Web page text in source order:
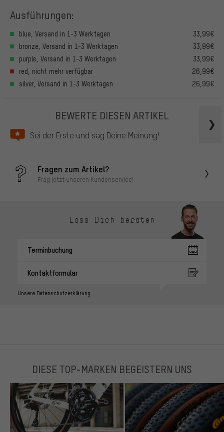
Ausführungen:
blue, Versand in 1-3 Werktagen
33,99€
bronze, Versand in 1-3 Werktagen
33,99€
purple, Versand in 1-3 Werktagen
33,99€
red, nicht mehr verfügbar
26,99€
silver, Versand in 1-3 Werktagen
26,99€
BEWERTE DIESEN ARTIKEL
Sei der Erste und sag Deine Meinung!
Fragen zum Artikel?
Frag jetzt unseren Kundenservice!
Lass Dich beraten
Terminbuchung
Kontaktformular
Unsere Datenschutzerklärung
DIESE TOP-MARKEN BEGEISTERN UNS